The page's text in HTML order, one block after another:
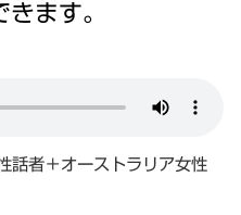
ます。
話者＋オーストラリア女性